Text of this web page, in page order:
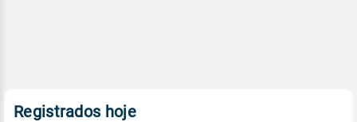
Registrados hoje